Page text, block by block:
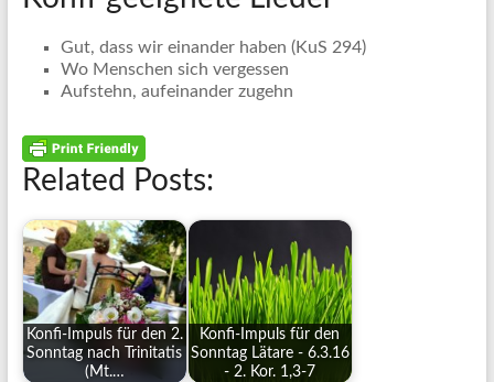
Gut, dass wir einander haben (KuS 294)
Wo Menschen sich vergessen
Aufstehn, aufeinander zugehn
Related Posts:
Konfi-Impuls für den 2.
Sonntag nach Trinitatis
(Mt.…
Konfi-Impuls für den
Sonntag Lätare - 6.3.16
- 2. Kor. 1,3-7